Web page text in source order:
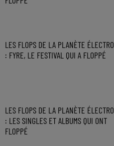
LES FLOPS DE LA PLANÈTE ÉLECTRO
: FYRE, LE FESTIVAL QUI A FLOPPÉ
LES FLOPS DE LA PLANÈTE ÉLECTRO
: LES SINGLES ET ALBUMS QUI ONT
FLOPPÉ